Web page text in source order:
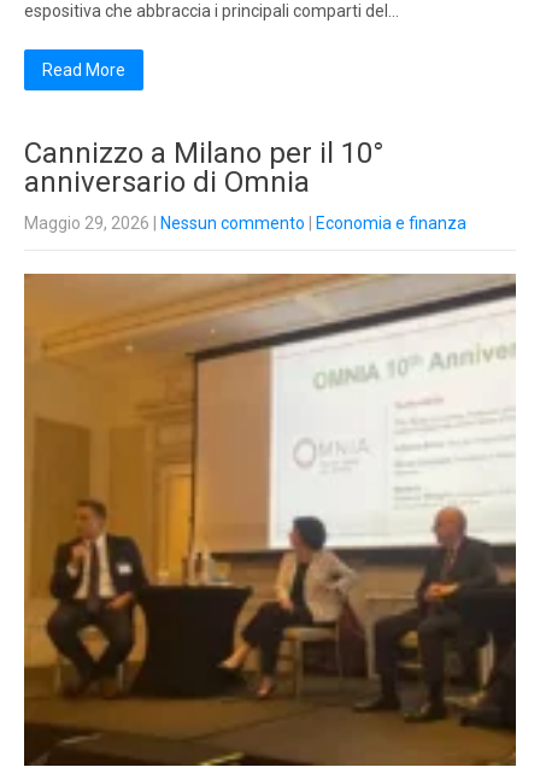
espositiva che abbraccia i principali comparti del…
Read More
Cannizzo a Milano per il 10°
anniversario di Omnia
Maggio 29, 2026 Nessun commento Economia e finanza